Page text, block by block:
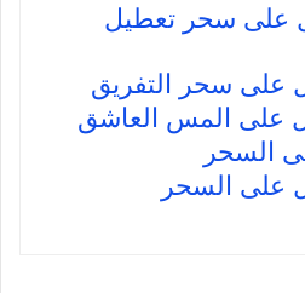
على سحر تعطيل
على سحر التفريق
على المس العاشق
السحر
على السحر